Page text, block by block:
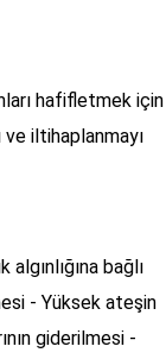
hafifletmek için
iltihaplanmayı
bağlı
- Yüksek ateşin
giderilmesi -